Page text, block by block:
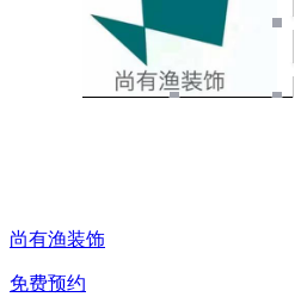
尚有渔装饰
免费预约